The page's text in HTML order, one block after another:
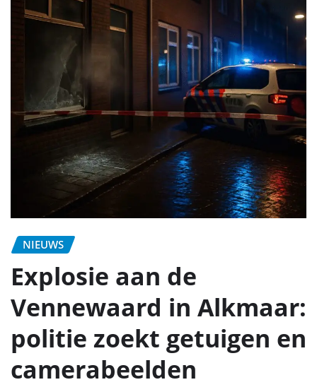
NIEUWS
Explosie aan de
Vennewaard in Alkmaar:
politie zoekt getuigen en
camerabeelden